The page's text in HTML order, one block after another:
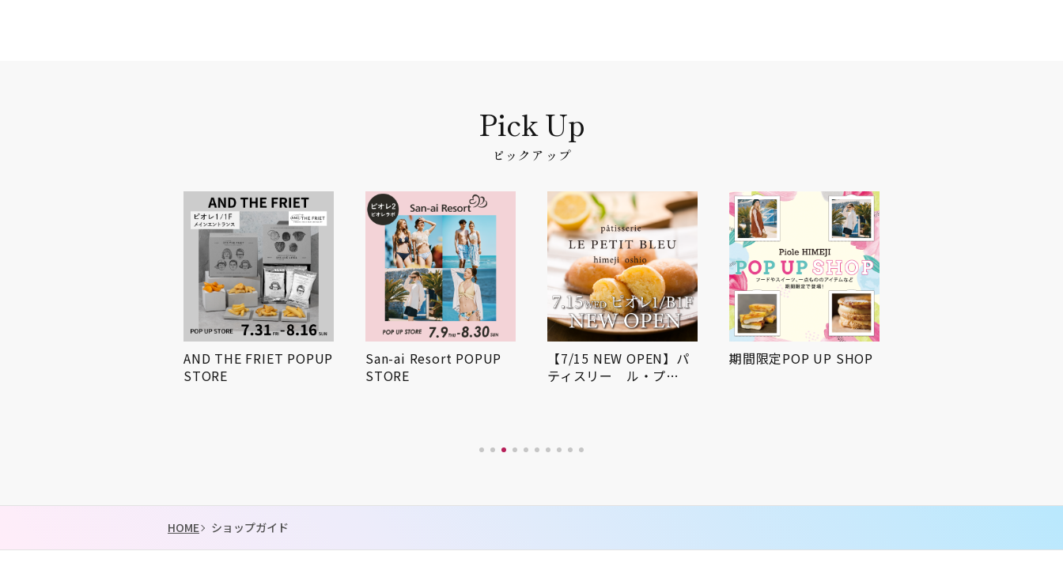
ピックアップ
AND THE FRIET POPUP
STORE
San-ai Resort POPUP
STORE
【7/15 NEW OPEN】パ
ティスリー ル・プ…
期間限定POP UP SHOP
HOME ショップガイド